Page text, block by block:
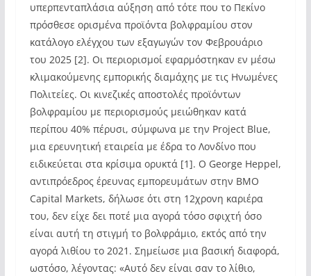
υπερπενταπλάσια αύξηση από τότε που το Πεκίνο
πρόσθεσε ορισμένα προϊόντα βολφραμίου στον
κατάλογο ελέγχου των εξαγωγών τον Φεβρουάριο
του 2025 [2]. Οι περιορισμοί εφαρμόστηκαν εν μέσω
κλιμακούμενης εμπορικής διαμάχης με τις Ηνωμένες
Πολιτείες. Οι κινεζικές αποστολές προϊόντων
βολφραμίου με περιορισμούς μειώθηκαν κατά
περίπου 40% πέρυσι, σύμφωνα με την Project Blue,
μια ερευνητική εταιρεία με έδρα το Λονδίνο που
ειδικεύεται στα κρίσιμα ορυκτά [1]. Ο George Heppel,
αντιπρόεδρος έρευνας εμπορευμάτων στην BMO
Capital Markets, δήλωσε ότι στη 12χρονη καριέρα
του, δεν είχε δει ποτέ μια αγορά τόσο σφιχτή όσο
είναι αυτή τη στιγμή το βολφράμιο, εκτός από την
αγορά λιθίου το 2021. Σημείωσε μια βασική διαφορά,
ωστόσο, λέγοντας: «Αυτό δεν είναι σαν το λίθιο,